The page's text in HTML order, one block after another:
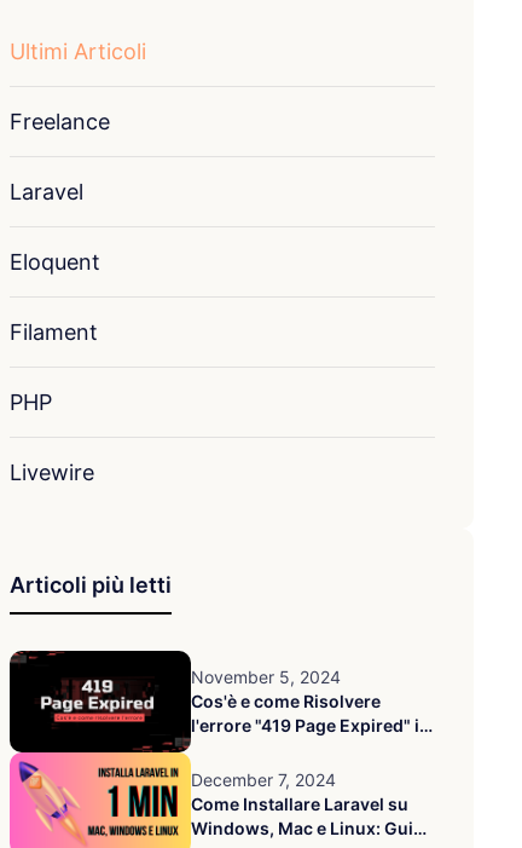
Ultimi Articoli
Freelance
Laravel
Eloquent
Filament
PHP
Livewire
Articoli più letti
November 5, 2024
Cos'è e come Risolvere
l'errore "419 Page Expired" in
December 7, 2024
Come Installare Laravel su
Windows, Mac e Linux: Guida